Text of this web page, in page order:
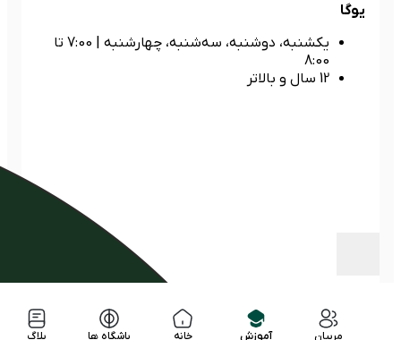
مربیان آموزش خانه باشگاه ها بلاگ
یوگا
یکشنبه، دوشنبه، سه‌شنبه، چهارشنبه
7:00 تا
8:00
12 سال و بالاتر